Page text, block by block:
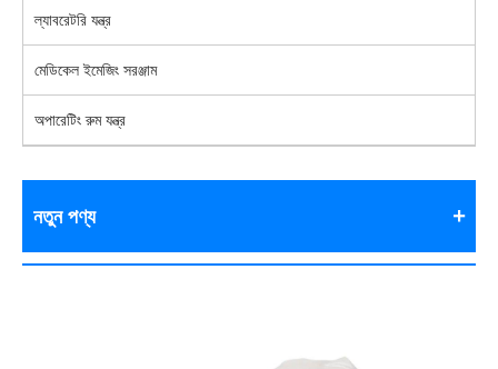
ল্যাবরেটরি যন্ত্র
মেডিকেল ইমেজিং সরঞ্জাম
অপারেটিং রুম যন্ত্র
নতুন পণ্য